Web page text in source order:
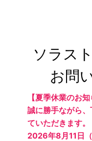
ソラス
お問
【夏季休業のお知
誠に勝手ながら
ていただきます。
2026年8月11日